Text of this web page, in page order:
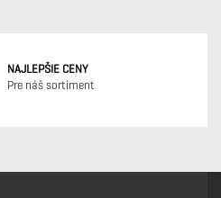
NAJLEPŠIE CENY
Pre náš sortiment